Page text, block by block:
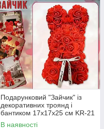
Подарунковий "Зайчик" із
декоративних троянд і
бантиком 17х17х25 см KR-21
Квітковий зайчик із 3D троянд
В наявності